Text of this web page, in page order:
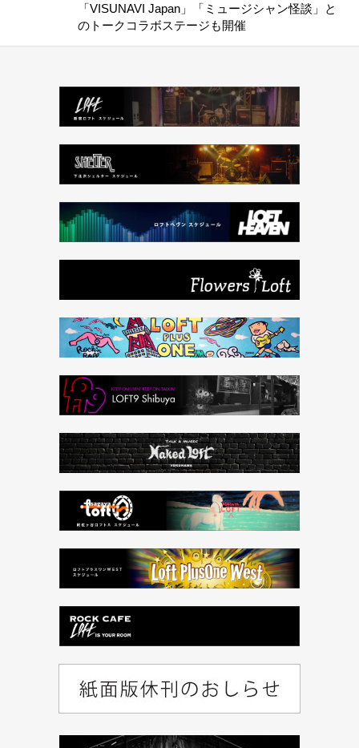
「VISUNAVI Japan」「ミュージシャン怪談」と
のトークコラボステージも開催